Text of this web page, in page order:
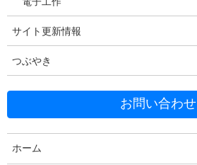
Threads Hatena
サイト更新情報
つぶやき
お問い合わせ
ホーム